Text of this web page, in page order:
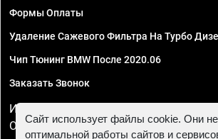
Формы Оплаты
Удаление Сажевого Фильтра На Турбо
Чип Тюнинг BMW После 2020.06
Заказать Звонок
ИП Смирнов Георгий Павлович. ИНН
ОГРНИП 324470400032610
Сайт использует файлы cookie. Они
оптимальной работы сайтов и